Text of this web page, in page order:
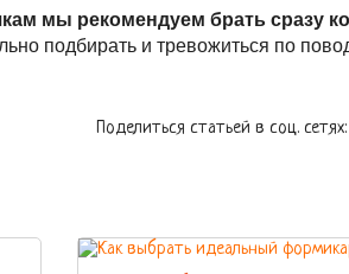
мы рекомендуем брать сразу
подбирать и тревожиться по
Поделиться статьей в соц. сетях: